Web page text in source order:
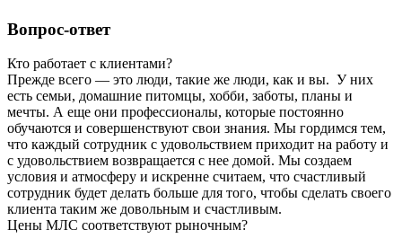
Вопрос-ответ
Кто работает с клиентами?
Прежде всего — это люди, такие же люди, как и вы. У них
есть семьи, домашние питомцы, хобби, заботы, планы и
мечты. А еще они профессионалы, которые постоянно
обучаются и совершенствуют свои знания. Мы гордимся тем,
что каждый сотрудник с удовольствием приходит на работу и
с удовольствием возвращается с нее домой. Мы создаем
условия и атмосферу и искренне считаем, что счастливый
сотрудник будет делать больше для того, чтобы сделать своего
клиента таким же довольным и счастливым.
Цены МЛС соответствуют рыночным?